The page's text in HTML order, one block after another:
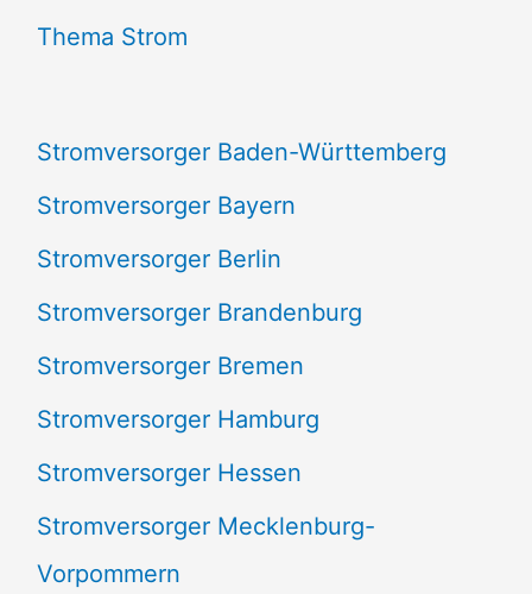
n
h
:
Thema Strom
Stromversorger Baden-Württemberg
Stromversorger Bayern
Stromversorger Berlin
Stromversorger Brandenburg
Stromversorger Bremen
Stromversorger Hamburg
Stromversorger Hessen
Stromversorger Mecklenburg-
Vorpommern